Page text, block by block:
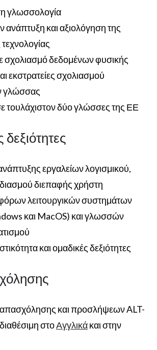
γλωσσολογία
ανάπτυξη και αξιολόγηση της
σχολιασμό δεδομένων φυσικής
εκστρατείες σχολιασμού
γλώσσας
τουλάχιστον δύο γλώσσες της ΕΕ
εργαλείων λογισμικού,
διεπαφής χρήστη
λειτουργικών συστημάτων
και MacOS) και γλωσσών
και ομαδικές δεξιότητες
απασχόλησης και προσλήψεων ALT-
στοΑγγλικάκαι στην